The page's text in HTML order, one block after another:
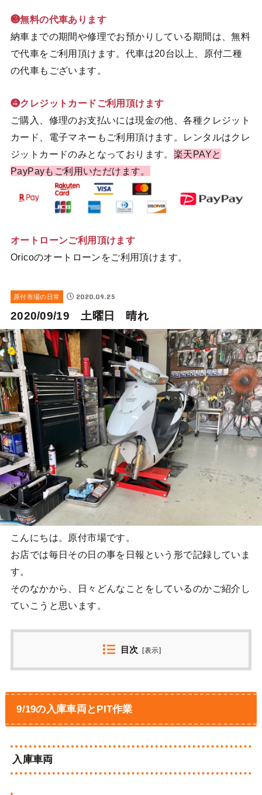
❸無料の代車あります
納車までの期間や修理でお預かりしている期間は、無料
で代車をご利用頂けます。代車は20台以上、原付二種
の代車もございます。
❹クレジットカードご利用頂けます
ご購入、修理のお支払いには現金の他、各種クレジット
カード、電子マネーもご利用頂けます。レンタルはクレ
ジットカードのみとなっております。 楽天PAYと
PayPayもご利用いただけます。
オートローンご利用頂けます
Oricoのオートローンをご利用頂けます。
原付市場の日常 2020.09.25
2020/09/19 土曜日 晴れ
こんにちは。原付市場です。
お店では毎日その日の事を日報という形で記録していま
す。
そのなかから、日々どんなことをしているのかご紹介し
ていこうと思います。
目次 [表示]
9/19の入庫車両とPIT作業
入庫車両